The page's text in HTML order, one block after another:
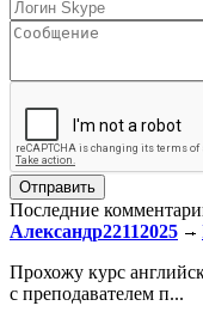
Последние
Александр22112025
Прохожу курс
с преподавателем п...